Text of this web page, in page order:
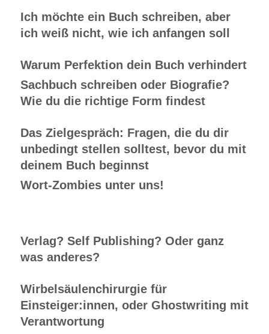
Ich möchte ein Buch schreiben, aber
ich weiß nicht, wie ich anfangen soll
Warum Perfektion dein Buch verhindert
Sachbuch schreiben oder Biografie?
Wie du die richtige Form findest
Das Zielgespräch: Fragen, die du dir
unbedingt stellen solltest, bevor du mit
deinem Buch beginnst
Wort-Zombies unter uns!
Verlag? Self Publishing? Oder ganz
was anderes?
Wirbelsäulenchirurgie für
Einsteiger:innen, oder Ghostwriting mit
Verantwortung